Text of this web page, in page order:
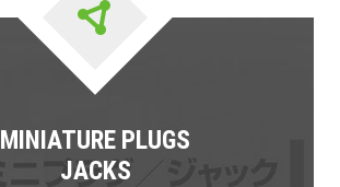
MINIATURE PLUGS
JACKS